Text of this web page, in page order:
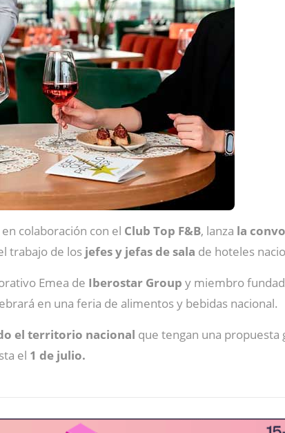
en colaboración con el Club Top F&B, lanza la
trabajo de los jefes y jefas de sala de hoteles
Emea de Iberostar Group y miembro
en una feria de alimentos y bebidas nacional.
el territorio nacional que tengan una propuesta
el 1 de julio.